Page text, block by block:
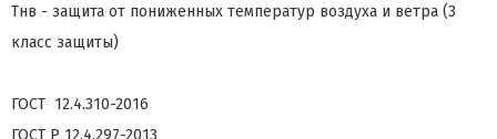
Тнв - защита от пониженных температур воздуха и ветра (3
класс защиты)
ГОСТ 12.4.310-2016
ГОСТ Р 12.4.297-2013